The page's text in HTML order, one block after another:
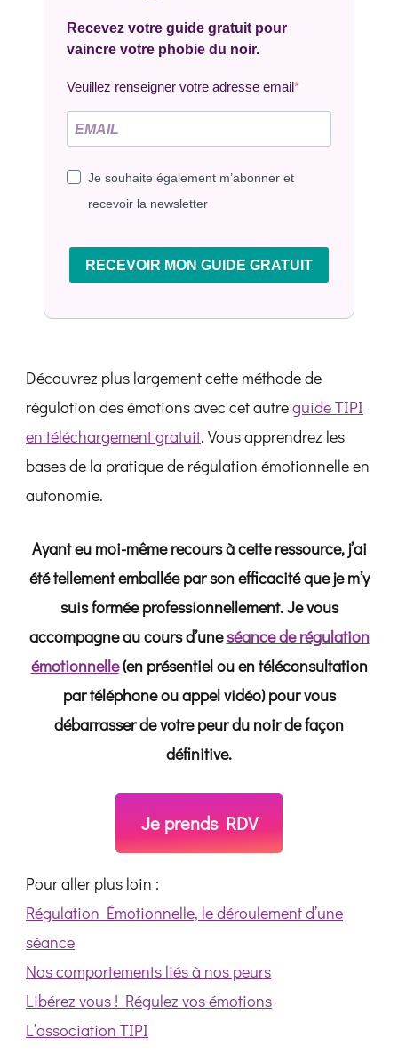
Recevez votre guide gratuit pour
vaincre votre phobie du noir.
Veuillez renseigner votre adresse email
Je souhaite également m’abonner et
recevoir la newsletter
RECEVOIR MON GUIDE GRATUIT
Découvrez plus largement cette méthode de
régulation des émotions avec cet autreguide TIPI
en téléchargement gratuit. Vous apprendrez les
bases de la pratique de régulation émotionnelle en
autonomie.
Ayant eu moi-même recours à cette ressource, j’ai
été tellement emballée par son efficacité que je m’y
suis formée professionnellement. Je vous
accompagne au cours d’uneséance de régulation
émotionnelle(en présentiel ou en téléconsultation
par téléphone ou appel vidéo) pour vous
débarrasser de votre peur du noir de façon
définitive.
Je prends RDV
Pour aller plus loin :
Régulation Émotionnelle, le déroulement d’une
séance
Nos comportements liés à nos peurs
Libérez vous ! Régulez vos émotions
L’association TIPI